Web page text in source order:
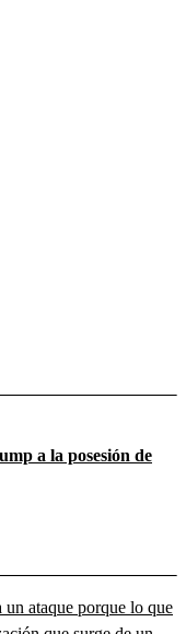
a la posesión de
ataque porque lo que